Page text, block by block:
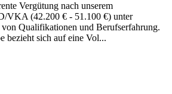
Vergütung nach unserem
VKA (42.200 € - 51.100 €) unter
Qualifikationen und Berufs­erfahrung.
bezieht sich auf eine Vol...